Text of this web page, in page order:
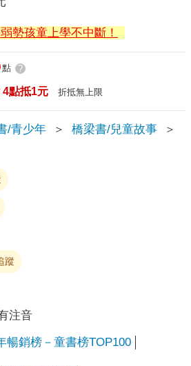
勢孩童上學不中斷！
點 ?
4點抵1元 折抵無上限
/青少年 ＞ 橋梁書/兒童故事
＞
蹤
注音
暢銷榜－童書榜TOP100